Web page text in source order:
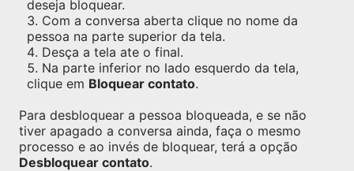
deseja bloquear.
Com a conversa aberta clique no nome da
pessoa na parte superior da tela.
Desça a tela ate o final.
Na parte inferior no lado esquerdo da tela,
clique em Bloquear contato.
Para desbloquear a pessoa bloqueada, e se não
tiver apagado a conversa ainda, faça o mesmo
processo e ao invés de bloquear, terá a opção
Desbloquear contato.